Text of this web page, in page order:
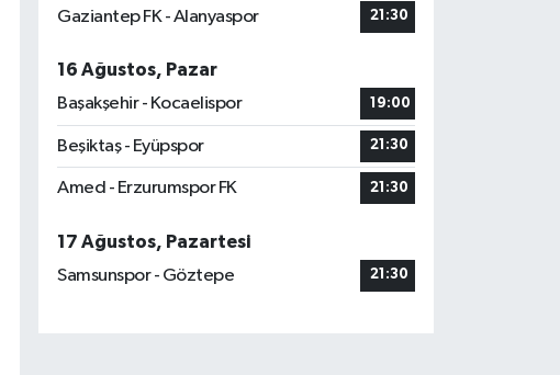
Gaziantep FK - Alanyaspor 21:30
16 Ağustos, Pazar
Başakşehir - Kocaelispor
19:00
Beşiktaş - Eyüpspor 21:30
Amed - Erzurumspor FK 21:30
17 Ağustos, Pazartesi
Samsunspor - Göztepe
21:30